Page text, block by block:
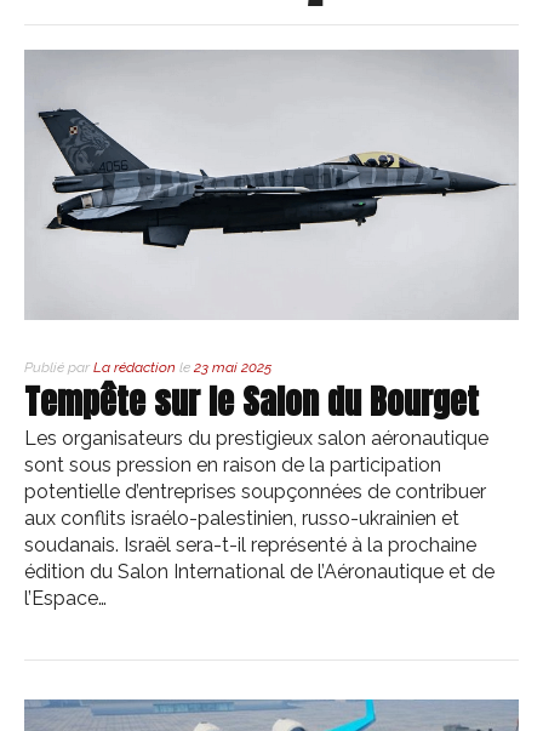
Publié par La rédaction le 23 mai 2025
Tempête sur le Salon du Bourget
Les organisateurs du prestigieux salon aéronautique
sont sous pression en raison de la participation
potentielle d’entreprises soupçonnées de contribuer
aux conflits israélo-palestinien, russo-ukrainien et
soudanais. Israël sera-t-il représenté à la prochaine
édition du Salon International de l’Aéronautique et de
l’Espace…